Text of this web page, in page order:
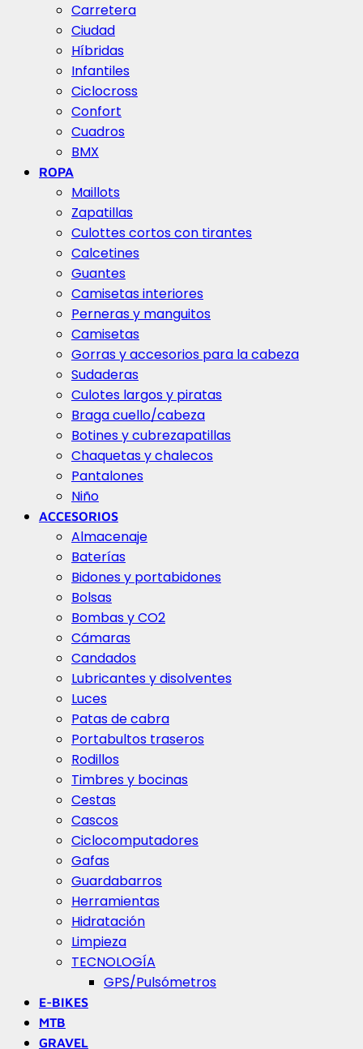
Carretera
Ciudad
Híbridas
Infantiles
Ciclocross
Confort
Cuadros
BMX
ROPA
Maillots
Zapatillas
Culottes cortos con tirantes
Calcetines
Guantes
Camisetas interiores
Perneras y manguitos
Camisetas
Gorras y accesorios para la cabeza
Sudaderas
Culotes largos y piratas
Braga cuello/cabeza
Botines y cubrezapatillas
Chaquetas y chalecos
Pantalones
Niño
ACCESORIOS
Almacenaje
Baterías
Bidones y portabidones
Bolsas
Bombas y CO2
Cámaras
Candados
Lubricantes y disolventes
Luces
Patas de cabra
Portabultos traseros
Rodillos
Timbres y bocinas
Cestas
Cascos
Ciclocomputadores
Gafas
Guardabarros
Herramientas
Hidratación
Limpieza
TECNOLOGÍA
GPS/Pulsómetros
E-BIKES
MTB
GRAVEL